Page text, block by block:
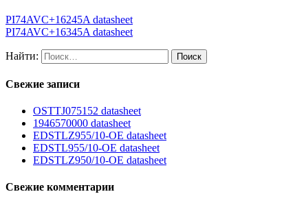
PI74AVC+16245A datasheet
PI74AVC+16345A datasheet
Найти:
Свежие записи
OSTTJ075152 datasheet
1946570000 datasheet
EDSTLZ955/10-OE datasheet
EDSTL955/10-OE datasheet
EDSTLZ950/10-OE datasheet
Свежие комментарии